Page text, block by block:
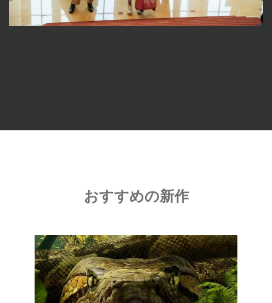
おすすめの新作